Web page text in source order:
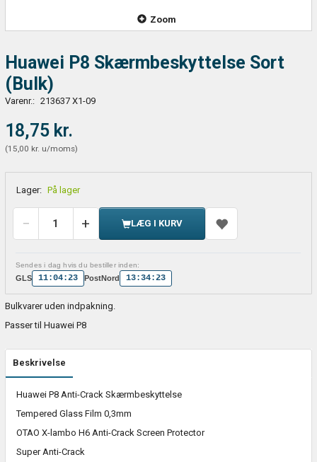
Zoom
Huawei P8 Skærmbeskyttelse Sort
(Bulk)
Varenr.: 213637 X1-09
18,75 kr.
(15,00 kr. u/moms)
Lager: På lager
LÆG I KURV
Sendes i dag hvis du bestiller inden:
GLS 11:04:23 PostNord 13:34:23
Bulkvarer uden indpakning.
Passer til Huawei P8
Beskrivelse
Huawei P8 Anti-Crack Skærmbeskyttelse
Tempered Glass Film 0,3mm
OTAO X-lambo H6 Anti-Crack Screen Protector
Super Anti-Crack